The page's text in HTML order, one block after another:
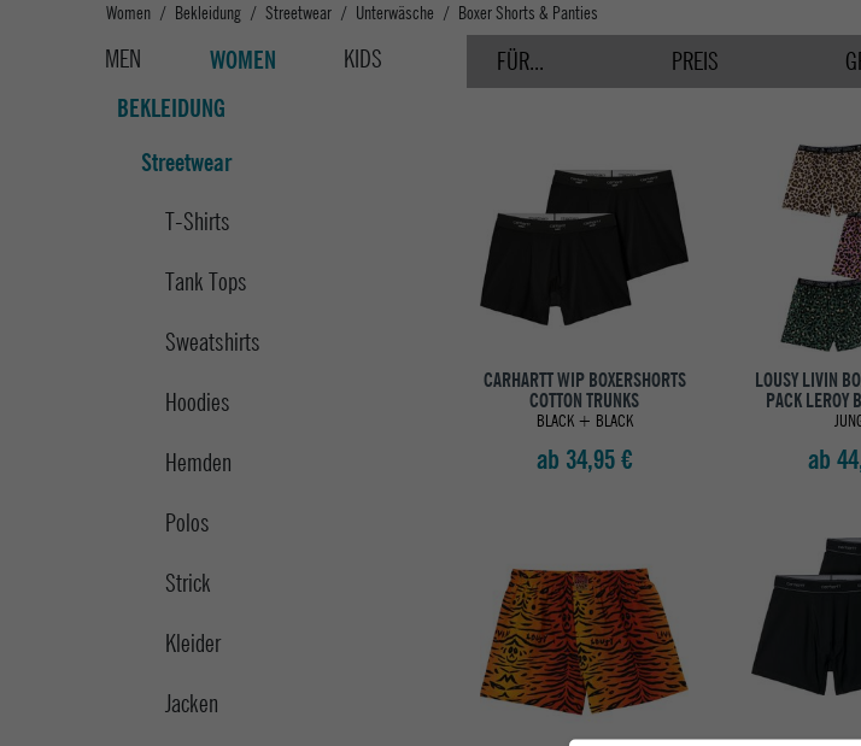
Women Bekleidung Streetwear Unterwäsche Boxer Shorts & Panties
MEN WOMEN KIDS
BEKLEIDUNG
Streetwear
T-Shirts
Tank Tops
Sweatshirts
Hoodies
Hemden
Polos
Strick
Kleider
Jacken
FÜR... PREIS
CARHARTT WIP BOXERSHORTS
COTTON TRUNKS
BLACK + BLACK
ab 34,95 €
LOUSY LIVIN
PACK LEROY
ab